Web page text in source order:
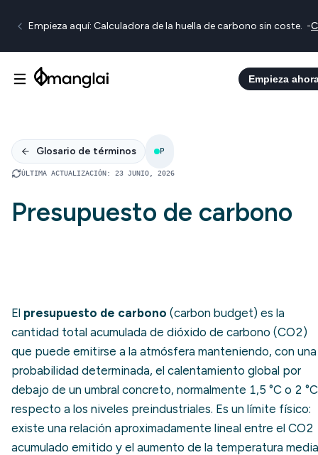
Empieza aquí: Calculadora de la huella de carbono sin coste. -
Empieza
Glosario de términos P
ÚLTIMA ACTUALIZACIÓN: 23 JUNIO, 2026
Presupuesto de carbono
El presupuesto de carbono (carbon budget) es la
cantidad total acumulada de dióxido de carbono (CO2)
que puede emitirse a la atmósfera manteniendo, con una
probabilidad determinada, el calentamiento global por
debajo de un umbral concreto, normalmente 1,5 °C o 2 °C
respecto a los niveles preindustriales. Es un límite físico:
existe una relación aproximadamente lineal entre el CO2
acumulado emitido y el aumento de la temperatura media